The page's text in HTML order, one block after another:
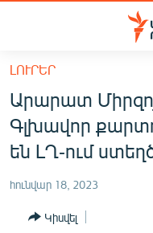
Մատչելիության
հիմնական
բովանդակությանը
Անցնել
հիմնական
մենյուին
ՀԱՅԱՍՏԱՆ
ՔԱՂԱՔԱԿԱՆ
ՀԱՍԱՐԱԿՈՒԹՅՈՒՆ
ԼՈՒՐԵՐ
Արարատ
Գլխավոր
են ԼՂ-ում
հունվար 18, 2023
Կիսվել